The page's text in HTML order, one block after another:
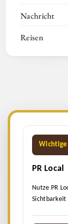
Nachricht
Reisen
PR Local
Nutze PR
Sichtbarkeit